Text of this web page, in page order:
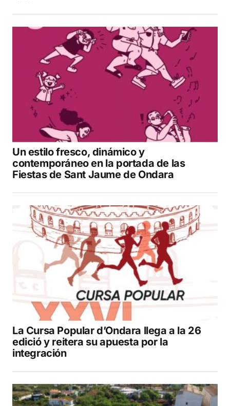
Un estilo fresco, dinámico y
contemporáneo en la portada de las
Fiestas de Sant Jaume de Ondara
La Cursa Popular d’Ondara llega a la 26
edició y reitera su apuesta por la
integración